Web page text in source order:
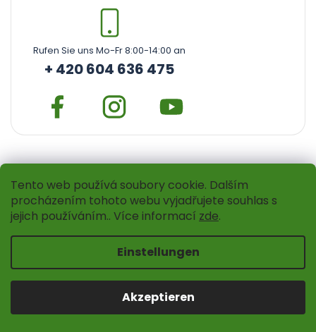
Tento web používá soubory cookie. Dalším
procházením tohoto webu vyjadřujete souhlas s
jejich používáním.. Více informací zde.
Einstellungen
Akzeptieren
Rufen Sie uns Mo-Fr 8:00-14:00 an
+ 420 604 636 475
Instagram